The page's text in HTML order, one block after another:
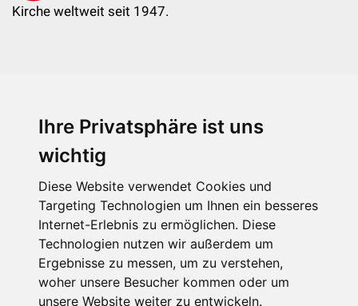
Ihre Privatsphäre ist uns
wichtig
Diese Website verwendet Cookies und
Targeting Technologien um Ihnen ein besseres
Internet-Erlebnis zu ermöglichen. Diese
Technologien nutzen wir außerdem um
Ergebnisse zu messen, um zu verstehen,
woher unsere Besucher kommen oder um
unsere Website weiter zu entwickeln.
Kirche weltweit seit 1947.
KIRCHE IN NOT - Österreich
kin@kircheinnot.at
KIN weltweit